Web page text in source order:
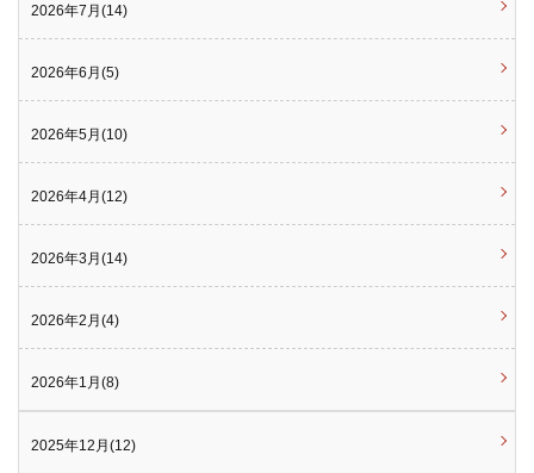
2026年7月(14)
2026年6月(5)
2026年5月(10)
2026年4月(12)
2026年3月(14)
2026年2月(4)
2026年1月(8)
2025年12月(12)